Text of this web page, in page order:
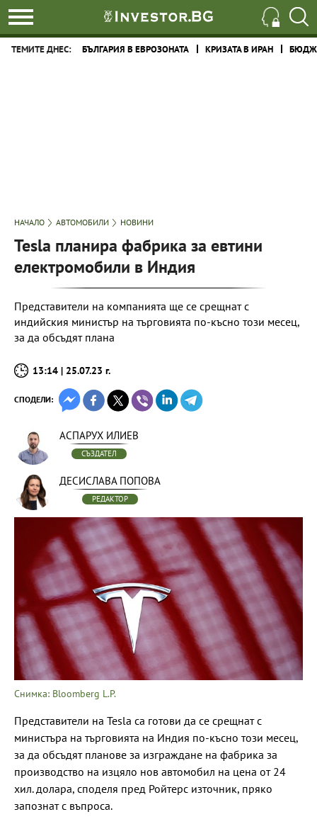
ТЕМИТЕ ДНЕС: БЪЛГАРИЯ В ЕВРОЗОНАТА КРИЗАТА В ИРАН
НАЧАЛО АВТОМОБИЛИ НОВИНИ
Tesla планира фабрика за евтини
електромобили в Индия
Представители на компанията ще се срещнат с
индийския министър на търговията по-късно този месец,
за да обсъдят плана
13:14 | 25.07.23 г.
СПОДЕЛИ:
АСПАРУХ ИЛИЕВ
СЪЗДАТЕЛ
ДЕСИСЛАВА ПОПОВА
РЕДАКТОР
Снимка: Bloomberg L.P.
Представители на Tesla са готови да се срещнат с
министъра на търговията на Индия по-късно този месец,
за да обсъдят планове за изграждане на фабрика за
производство на изцяло нов автомобил на цена от 24
хил. долара, споделя пред Ройтерс източник, пряко
запознат с въпроса.